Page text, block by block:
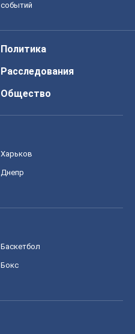
событий
Политика
Расследования
Общество
Харьков
Днепр
Баскетбол
Бокс